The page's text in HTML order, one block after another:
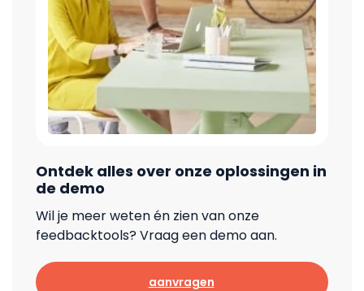
Ontdek alles over onze oplossingen in
de demo
Wil je meer weten én zien van onze
feedbacktools? Vraag een demo aan.
aanvragen